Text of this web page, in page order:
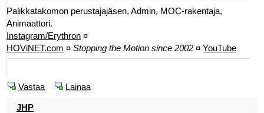
Palikkatakomon perustajajäsen, Admin, MOC-rakentaja,
Animaattori.
Instagram/Erythron ¤
HOViNET.com ¤ Stopping the Motion since 2002 ¤ YouTube
Vastaa Lainaa
JHP